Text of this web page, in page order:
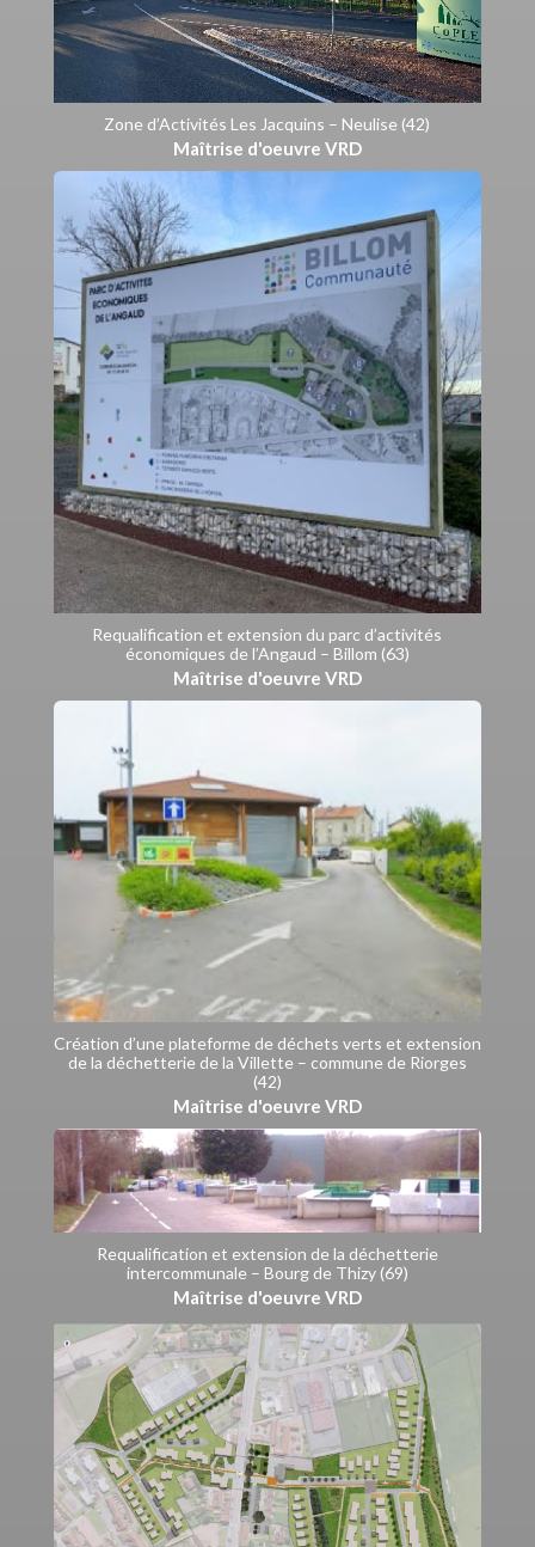
Zone d’Activités Les Jacquins – Neulise (42)
Maîtrise d'oeuvre VRD
Requalification et extension du parc d’activités
économiques de l’Angaud – Billom (63)
Maîtrise d'oeuvre VRD
Création d’une plateforme de déchets verts et extension
de la déchetterie de la Villette – commune de Riorges
(42)
Maîtrise d'oeuvre VRD
Requalification et extension de la déchetterie
intercommunale – Bourg de Thizy (69)
Maîtrise d'oeuvre VRD